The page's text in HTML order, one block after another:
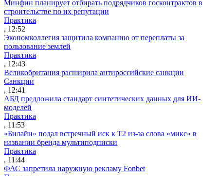
Минфин планирует отбирать подрядчиков госконтрактов в
строительстве по их репутации
Практика
, 12:52
Экономколлегия защитила компанию от переплаты за
пользование землей
Практика
, 12:43
Великобритания расширила антироссийские санкции
Санкции
, 12:41
АБД предложила стандарт синтетических данных для ИИ-
моделей
Практика
, 11:53
«Билайн» подал встречный иск к Т2 из-за слова «микс» в
названии бренда мультиподписки
Практика
, 11:44
ФАС запретила наружную рекламу Fonbet